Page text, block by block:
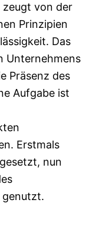
zeugt von der
Prinzipien
Das
Unternehmens
Präsenz des
Aufgabe ist
Erstmals
nun
genutzt.